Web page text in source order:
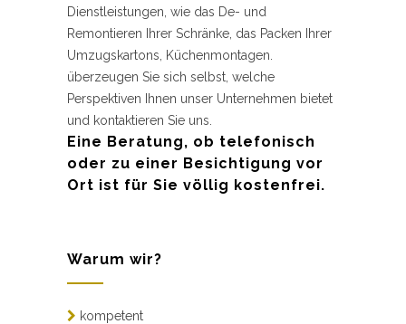
Dienstleistungen, wie das De- und
Remontieren Ihrer Schränke, das Packen Ihrer
Umzugskartons, Küchenmontagen.
überzeugen Sie sich selbst, welche
Perspektiven Ihnen unser Unternehmen bietet
und kontaktieren Sie uns.
Eine Beratung, ob telefonisch
oder zu einer Besichtigung vor
Ort ist für Sie völlig kostenfrei.
Warum wir?
kompetent